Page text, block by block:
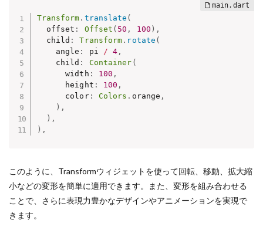
Transform . translate (
  offset
: Offset ( 50 , 100 ) ,
  child
: Transform . rotate (
    angle
: pi / 4 ,
    child
: Container (
      width
: 100 ,
      height
: 100 ,
      color
: Colors . orange ,
) ,
) ,
) ,
このように、Transformウィジェットを使って回転、移動、拡大縮
小などの変形を簡単に適用できます。また、変形を組み合わせる
ことで、さらに表現力豊かなデザインやアニメーションを実現で
きます。